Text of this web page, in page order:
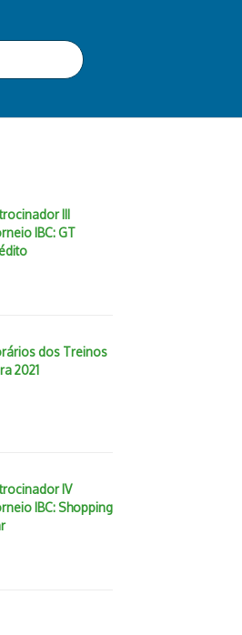
III
IBC: GT
dos Treinos
2021
IV
IBC: Shopping